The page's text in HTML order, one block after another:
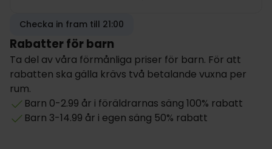
Checka in fram till 21:00
Rabatter för barn
Ta del av våra förmånliga priser för barn. För att
rabatten ska gälla krävs två betalande vuxna per
rum.
Barn 0-2.99 år i föräldrarnas säng 100% rabatt
Barn 3-14.99 år i egen säng 50% rabatt